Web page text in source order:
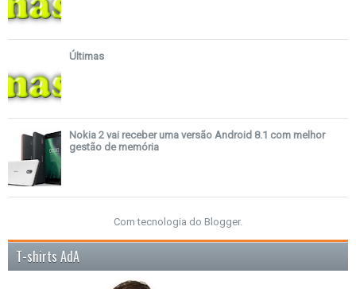
Últimas
Nokia 2 vai receber uma versão Android 8.1 com melhor
gestão de memória
Com tecnologia do Blogger.
T-shirts AdA